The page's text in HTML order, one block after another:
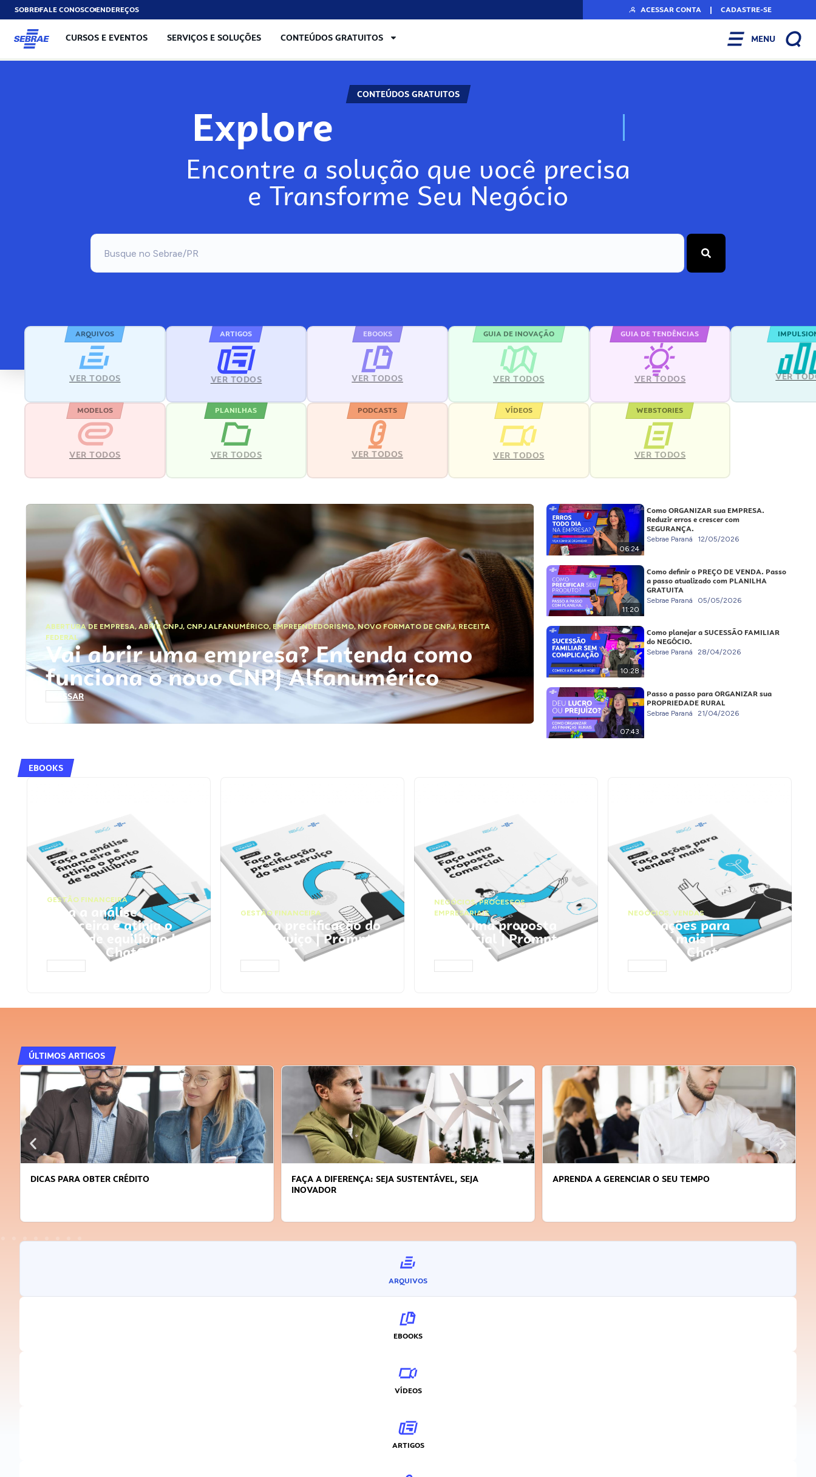
SOBREFALE CONOSCOENDEREÇOS ACESSAR CONTA | CADASTRE-SE
CURSOS E EVENTOS SERVIÇOS E SOLUÇÕES CONTEÚDOS GRATUITOS MENU
CONTEÚDOS GRATUITOS
Explore N
Encontre a solução que você precisa
e Transforme Seu Negócio
ARQUIVOS
VER TODOS
ARTIGOS
VER TODOS
EBOOKS
VER TODOS
GUIA DE INOVAÇÃO
VER TODOS
GUIA DE TENDÊNCIAS
VER TODOS VER
MODELOS
VER TODOS
PLANILHAS
VER TODOS
PODCASTS
VER TODOS
VÍDEOS
VER TODOS
WEBSTORIES
VER TODOS
ABERTURA DE EMPRESA,ABRIR CNPJ, CNPJ ALFANUMÉRICO, EMPREENDEDORISMO,NOVO FORMATO DE CNPJ,RECEITA
FEDERAL
Vai abrir uma empresa? Entenda como
funciona o novo CNPJ Alfanumérico
ACESSAR
06:24
Como ORGANIZAR sua EMPRESA.
Reduzir erros e crescer com
SEGURANÇA.
Sebrae Paraná 12/05/2026
11:20
Como definir o PREÇO DE VENDA. Passo
a passo atualizado com PLANILHA
GRATUITA
Sebrae Paraná 05/05/2026
10:28
Como planejar a SUCESSÃO FAMILIAR
do NEGÓCIO.
Sebrae Paraná 28/04/2026
07:43
Passo a passo para ORGANIZAR sua
PROPRIEDADE RURAL
Sebrae Paraná 21/04/2026
EBOOKS
GESTÃO FINANCEIRA
Faça a análise
financeira e atinja o
ponto de equilíbrio |
Prompts ChatGPT
GESTÃO FINANCEIRA
Faça a precificação do
seu serviço | Prompts
ChatGPT
NEGÓCIOS,PROCESSOS
EMPRESARIAIS
Faça uma proposta
comercial | Prompts
ChatGPT
NEGÓCIOS, VENDAS
Faça ações para
vender mais |
Prompts ChatGPT
ÚLTIMOS ARTIGOS
DICAS PARA OBTER CRÉDITO
FAÇA A DIFERENÇA: SEJA SUSTENTÁVEL, SEJA
INOVADOR
APRENDA A GERENCIAR O SEU TEMPO
ARQUIVOS
EBOOKS
VÍDEOS
ARTIGOS